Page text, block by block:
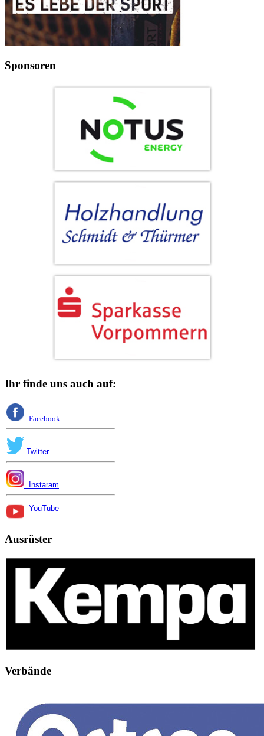
Sponsoren
Ihr finde uns auch auf:
Facebook
Twitter
Instaram
YouTube
Ausrüster
Verbände